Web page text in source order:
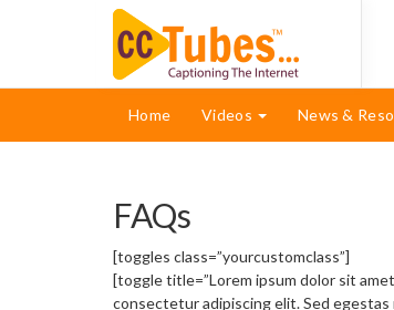
Home Videos News &
FAQs
[toggles class=”yourcustomclass”]
[toggle title=”Lorem ipsum dolor sit
consectetur adipiscing elit. Sed